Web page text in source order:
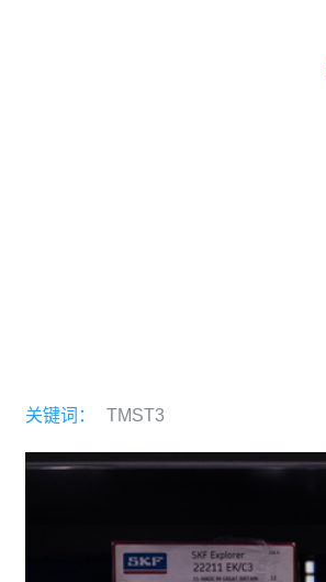
关键词： TMST3